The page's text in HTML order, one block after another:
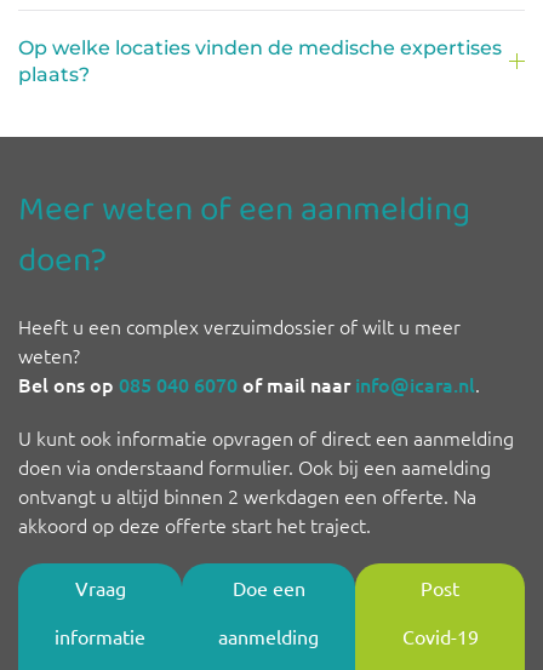
Op welke locaties vinden de medische expertises
plaats?
Meer weten of een aanmelding
doen?
Heeft u een complex verzuimdossier of wilt u meer
weten?
Bel ons op 085 040 6070of mail naarinfo@icara.nl.
U kunt ook informatie opvragen of direct een aanmelding
doen via onderstaand formulier. Ook bij een aamelding
ontvangt u altijd binnen 2 werkdagen een offerte. Na
akkoord op deze offerte start het traject.
Vraag
informatie
Doe een
aanmelding
Post
Covid-19